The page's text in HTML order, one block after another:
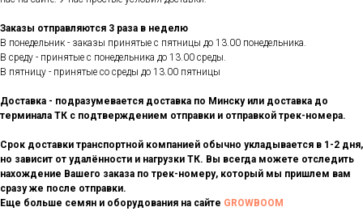
Заказы отправляются 3 раза в неделю
В понедельник - заказы принятые с пятницы до 13.00 понедельника.
В среду - принятые с понедельника до 13.00 среды.
В пятницу - принятые со среды до 13.00 пятницы
Доставка - подразумевается доставка по Минску или доставка до
терминала ТК с подтверждением отправки и отправкой трек-номера.
Срок доставки транспортной компанией обычно укладывается в 1-2 дня,
но зависит от удалённости и нагрузки ТК. Вы всегда можете отследить
нахождение Вашего заказа по трек-номеру, который мы пришлем вам
сразу же после отправки.
Еще больше семян и оборудования на сайте GROWBOOM